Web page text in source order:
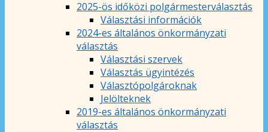
2025-ös időközi polgármesterválasztás
Választási információk
2024-es általános önkormányzati
választás
Választási szervek
Választás ügyintézés
Választópolgároknak
Jelölteknek
2019-es általános önkormányzati
választás